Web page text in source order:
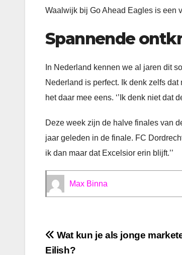
Waalwijk bij Go Ahead Eagles is een
Spannende
In Nederland kennen we al jaren dit
Nederland is perfect. Ik denk zelfs
het daar mee eens. ‘’Ik denk niet dat
Deze week zijn de halve finales van
jaar geleden in de finale. FC
ik dan maar dat Excelsior erin blijft.’’
Max Binna
Bericht
Wat kun je als jonge
Eilish?